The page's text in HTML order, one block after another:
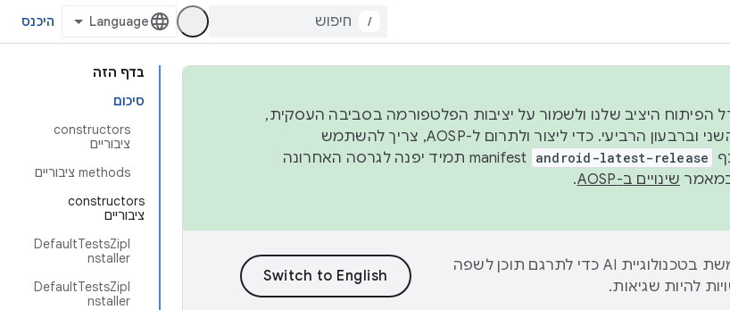
/ היכנס
בדף הזה
סיכום
‫constructors
ציבוריים
‫methods ציבוריים
‫constructors
ציבוריים
DefaultTestsZipI
nstaller
DefaultTestsZipI
nstaller
למודל הפיתוח היציב שלנו ולשמור על יציבות הפלטפורמה בסביבה העסקית,
נפרסם קוד מקור ב-AOSP ברבעון השני וברבעון הרביעי. כדי ליצור ולתרום ל-AOSP, צריך להשתמש
android-latest-release
manifest תמיד יפנה לגרסה האחרונה
שינויים ב-AOSP .
‫Google משתמשת בטכנולוגיית AI כדי לתרגם תוכן לשפה
להיות שגיאות.